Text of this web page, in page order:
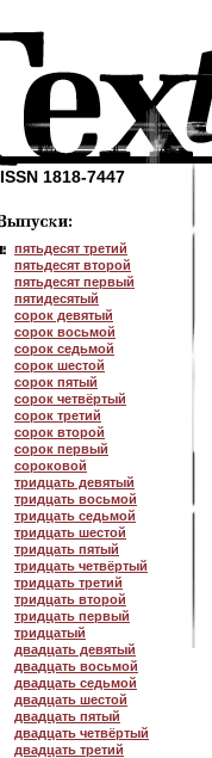
ISSN 1818-7447
пятьдесят третий
пятьдесят второй
пятьдесят первый
пятидесятый
сорок девятый
сорок восьмой
сорок седьмой
сорок шестой
сорок пятый
сорок четвёртый
сорок третий
сорок второй
сорок первый
сороковой
тридцать девятый
тридцать восьмой
тридцать седьмой
тридцать шестой
тридцать пятый
тридцать четвёртый
тридцать третий
тридцать второй
тридцать первый
тридцатый
двадцать девятый
двадцать восьмой
двадцать седьмой
двадцать шестой
двадцать пятый
двадцать четвёртый
двадцать третий